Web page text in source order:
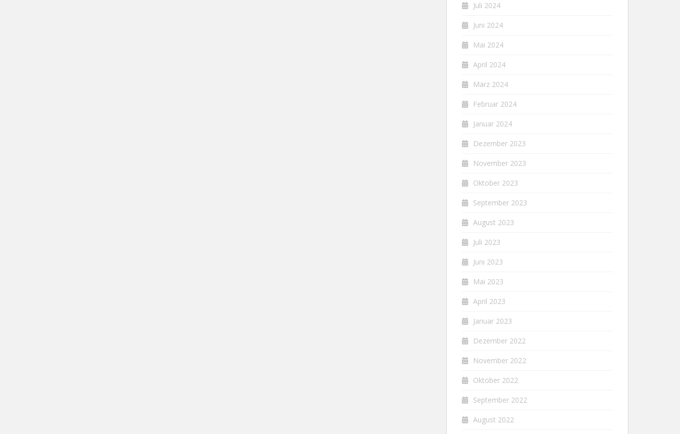
Juli 2024
Juni 2024
Mai 2024
April 2024
März 2024
Februar 2024
Januar 2024
Dezember 2023
November 2023
Oktober 2023
September 2023
August 2023
Juli 2023
Juni 2023
Mai 2023
April 2023
Januar 2023
Dezember 2022
November 2022
Oktober 2022
September 2022
August 2022